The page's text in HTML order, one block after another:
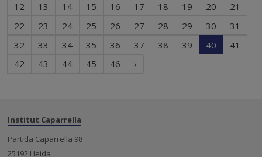
12
13 14 15 16 17 18 19 20
21
22
23 24 25 26 27 28 29 30
31
32
33 34 35 36 37 38 39 40 (current)
41
42
43 44 45 46 ›
Institut Caparrella
Partida Caparrella 98
25192 Lleida